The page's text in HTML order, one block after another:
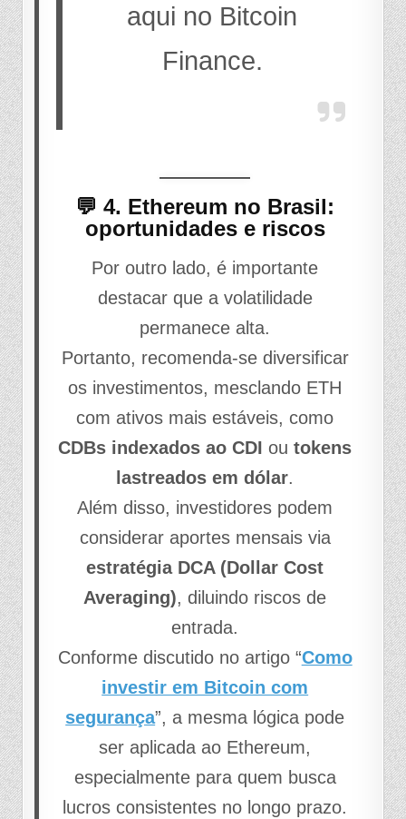
aqui no Bitcoin
Finance.
💬 4. Ethereum no Brasil:
oportunidades e riscos
Por outro lado, é importante
destacar que a volatilidade
permanece alta.
Portanto, recomenda-se diversificar
os investimentos, mesclando ETH
com ativos mais estáveis, como
CDBs indexados ao CDI outokens
lastreados em dólar.
Além disso, investidores podem
considerar aportes mensais via
estratégia DCA (Dollar Cost
Averaging), diluindo riscos de
entrada.
Conforme discutido no artigo “Como
investir em Bitcoin com
segurança”, a mesma lógica pode
ser aplicada ao Ethereum,
especialmente para quem busca
lucros consistentes no longo prazo.